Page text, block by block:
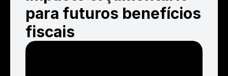
para futuros benefícios
fiscais